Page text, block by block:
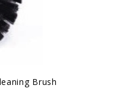
Brush